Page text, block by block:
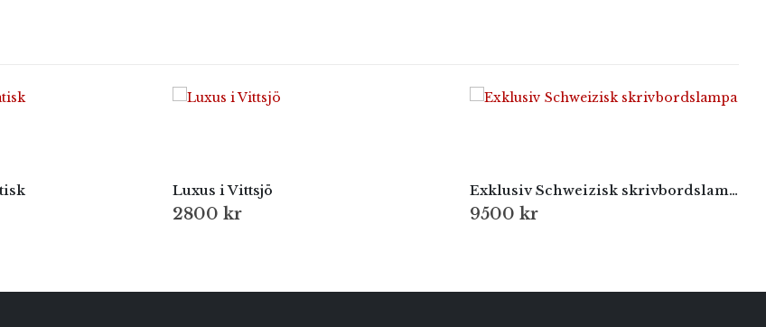
Luxus i Vittsjö
2800 kr
Exklusiv Schweizisk skrivbordslampa
9500 kr